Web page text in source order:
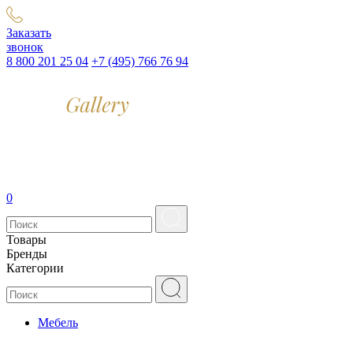
Заказать
звонок
8 800 201 25 04 +7 (495) 766 76 94
0
Товары
Бренды
Категории
Мебель